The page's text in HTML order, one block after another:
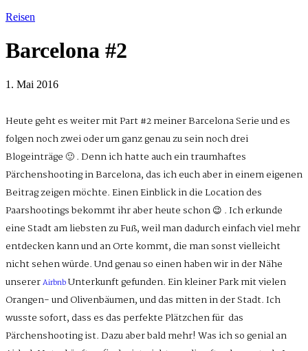
Reisen
Barcelona #2
1. Mai 2016
Heute geht es weiter mit Part #2 meiner Barcelona Serie und es
folgen noch zwei oder um ganz genau zu sein noch drei
Blogeinträge 🙂 . Denn ich hatte auch ein traumhaftes
Pärchenshooting in Barcelona, das ich euch aber in einem eigenen
Beitrag zeigen möchte. Einen Einblick in die Location des
Paarshootings bekommt ihr aber heute schon 😉 . Ich erkunde
eine Stadt am liebsten zu Fuß, weil man dadurch einfach viel mehr
entdecken kann und an Orte kommt, die man sonst vielleicht
nicht sehen würde. Und genau so einen haben wir in der Nähe
unsererAirbnbUnterkunft gefunden. Ein kleiner Park mit vielen
Orangen- und Olivenbäumen, und das mitten in der Stadt. Ich
wusste sofort, dass es das perfekte Plätzchen für das
Pärchenshooting ist. Dazu aber bald mehr! Was ich so genial an